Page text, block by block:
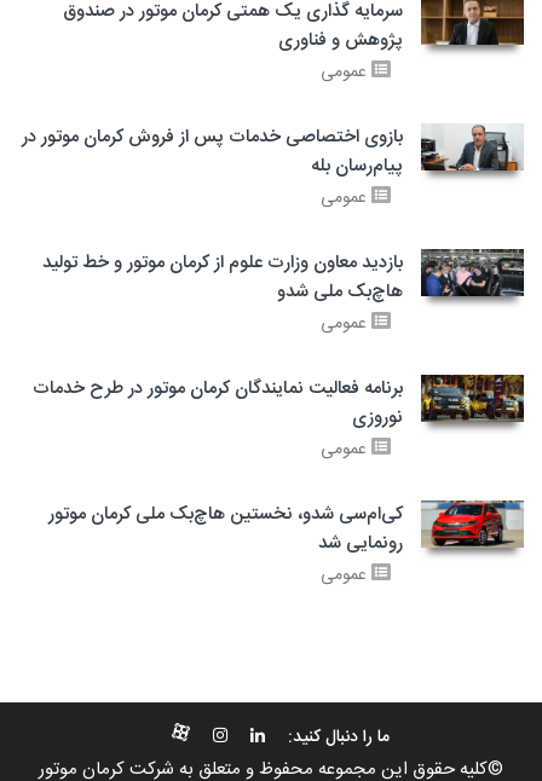
سرمایه گذاری یک همتی کرمان موتور در صندوق
پژوهش و فناوری
عمومی
بازوی اختصاصی خدمات پس از فروش کرمان موتور در
پیام‌رسان بله
عمومی
بازدید معاون وزارت علوم از کرمان موتور و خط تولید
هاچ‌بک ملی شدو
عمومی
برنامه فعالیت نمایندگان کرمان موتور در طرح خدمات
نوروزی
عمومی
کی‌ام‌سی شدو، نخستین هاچ‌بک ملی کرمان موتور
رونمایی شد
عمومی
ما را دنبال کنید:
©کلیه حقوق این مجموعه محفوظ و متعلق به شرکت کرمان موتور